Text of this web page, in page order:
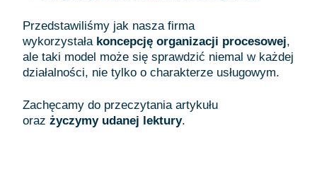
Przedstawiliśmy jak nasza firma
wykorzystała koncepcję organizacji procesowej,
ale taki model może się sprawdzić niemal w każdej
działalności, nie tylko o charakterze usługowym.
Zachęcamy do przeczytania artykułu
oraz życzymy udanej lektury.